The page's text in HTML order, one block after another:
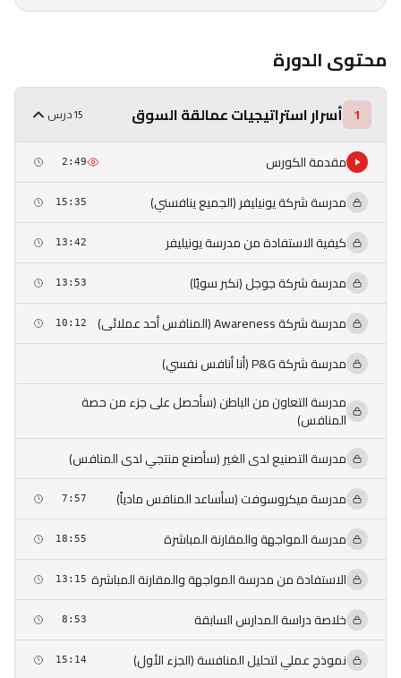
محتوى الدورة
1 أسرار استراتيجيات عمالقة السوق 15 درس
مقدمة الكورس 2:49
مدرسة شركة يونيليفر (الجميع ينافسني) 15:35
كيفية الاستفادة من مدرسة يونيليفر 13:42
مدرسة شركة جوجل (نكبر سويًا) 13:53
مدرسة شركة Awareness (المنافس أحد عملائى) 10:12
مدرسة شركة P&G (أنا أنافس نفسي)
مدرسة التعاون من الباطن (سأحصل على جزء من حصة
المنافس)
مدرسة التصنيع لدى الغير (سأصنع منتجي لدى المنافس)
مدرسة ميكروسوفت (سأساعد المنافس مادياً)
7:57
مدرسة المواجهة والمقارنة المباشرة 18:55
الاستفادة من مدرسة المواجهة والمقارنة المباشرة 13:15
خلاصة دراسة المدارس السابقة 8:53
نموذج عملي لتحليل المنافسة (الجزء الأول) 15:14